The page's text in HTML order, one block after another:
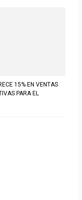
15% EN VENTAS
PARA EL